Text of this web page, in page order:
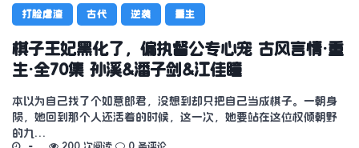
打脸虐渣 古代 逆袭 重生
棋子王妃黑化了，偏执督公专心宠 古风言情·重
生·全70集 孙溪&潘子剑&江佳瞳
本以为自己找了个如意郎君，没想到却只把自己当成棋子。一朝身
陨，她回到那个人还活着的时候，这一次，她要站在这位权倾朝野
的九…